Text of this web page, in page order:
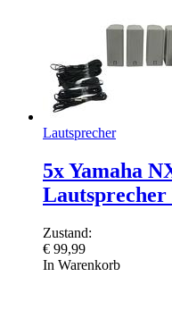
Lautsprecher
5x Yamaha
Lautsprecher
Zustand:
€ 99,99
In Warenkorb